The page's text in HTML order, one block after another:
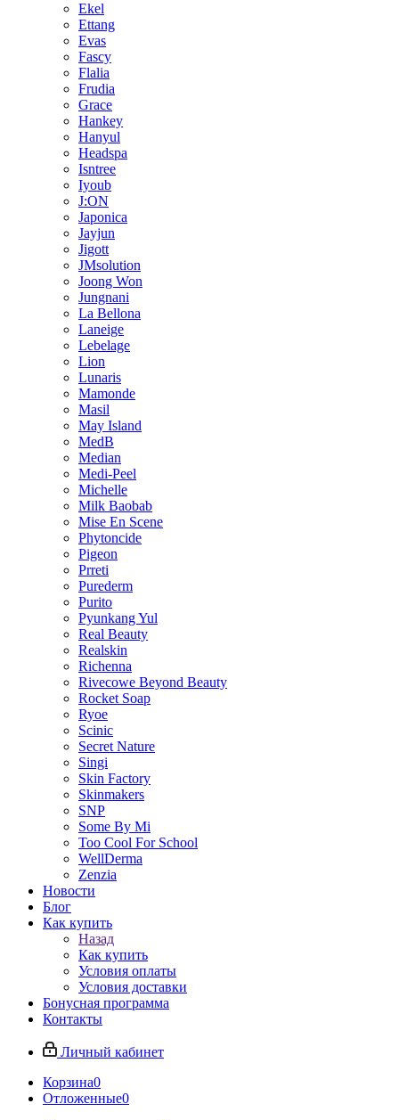
Ekel
Ettang
Evas
Fascy
Flalia
Frudia
Grace
Hankey
Hanyul
Headspa
Isntree
Iyoub
J:ON
Japonica
Jayjun
Jigott
JMsolution
Joong Won
Jungnani
La Bellona
Laneige
Lebelage
Lion
Lunaris
Mamonde
Masil
May Island
MedB
Median
Medi-Peel
Michelle
Milk Baobab
Mise En Scene
Phytoncide
Pigeon
Prreti
Purederm
Purito
Pyunkang Yul
Real Beauty
Realskin
Richenna
Rivecowe Beyond Beauty
Rocket Soap
Ryoe
Scinic
Secret Nature
Singi
Skin Factory
Skinmakers
SNP
Some By Mi
Too Cool For School
WellDerma
Zenzia
Новости
Блог
Как купить
Назад
Как купить
Условия оплаты
Условия доставки
Бонусная программа
Контакты
Личный кабинет
Корзина0
Отложенные0